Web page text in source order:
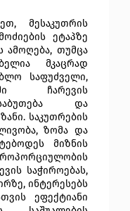
მესაკუთრის
ეტაპზე
ამოღება, თუმცა
მკაცრად
საფუძველი,
ჩარევის
და
საკუთრების
ზომა და
მიზნის
საჭიროებას,
ინტერესებს
ეფექტიანი